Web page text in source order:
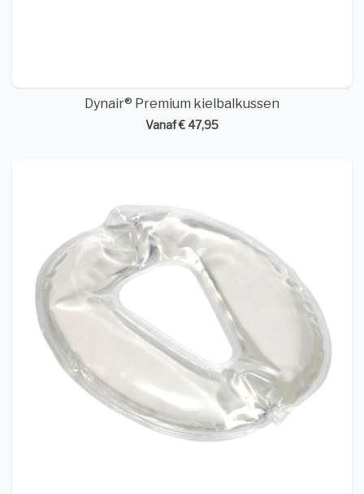
Dynair® Premium kielbalkussen
Vanaf € 47,95